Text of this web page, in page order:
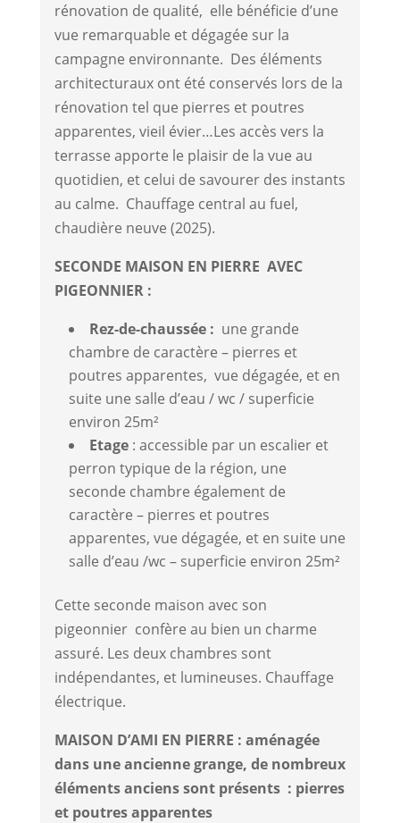
rénovation de qualité, elle bénéficie d’une
vue remarquable et dégagée sur la
campagne environnante. Des éléments
architecturaux ont été conservés lors de la
rénovation tel que pierres et poutres
apparentes, vieil évier…Les accès vers la
terrasse apporte le plaisir de la vue au
quotidien, et celui de savourer des instants
au calme. Chauffage central au fuel,
chaudière neuve (2025).
SECONDE MAISON EN PIERRE AVEC
PIGEONNIER :
Rez-de-chaussée : une grande
chambre de caractère – pierres et
poutres apparentes, vue dégagée, et en
suite une salle d’eau / wc / superficie
environ 25m²
Etage: accessible par un escalier et
perron typique de la région, une
seconde chambre également de
caractère – pierres et poutres
apparentes, vue dégagée, et en suite une
salle d’eau /wc – superficie environ 25m²
Cette seconde maison avec son
pigeonnier confère au bien un charme
assuré. Les deux chambres sont
indépendantes, et lumineuses. Chauffage
électrique.
MAISON D’AMI EN PIERRE : aménagée
dans une ancienne grange, de nombreux
éléments anciens sont présents : pierres
et poutres apparentes